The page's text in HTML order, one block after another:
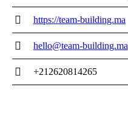
https://team-building.ma
hello@team-building.ma
+212620814265